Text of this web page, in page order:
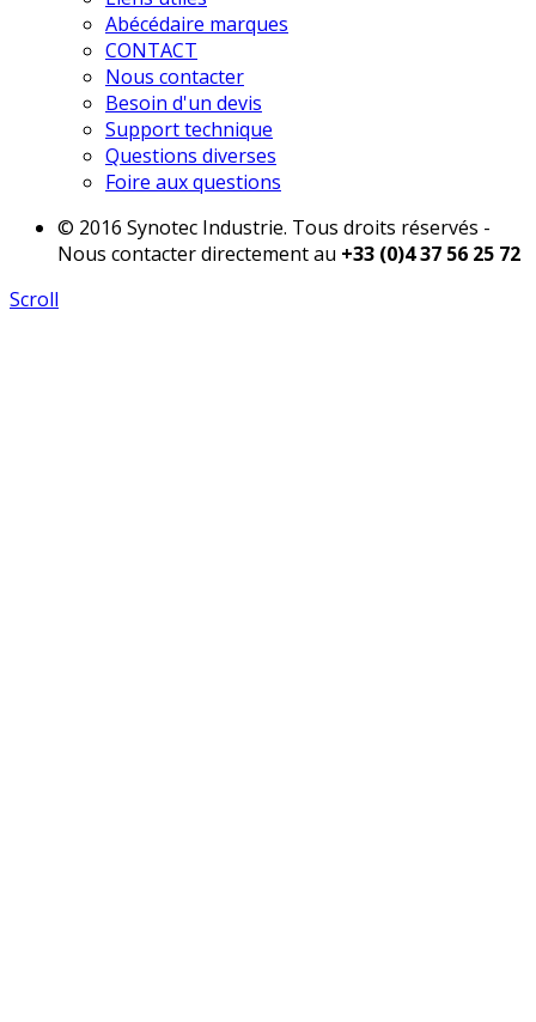
Abécédaire marques
CONTACT
Nous contacter
Besoin d'un devis
Support technique
Questions diverses
Foire aux questions
© 2016 Synotec Industrie. Tous droits réservés -
Nous contacter directement au +33 (0)4 37 56 25 72
Scroll